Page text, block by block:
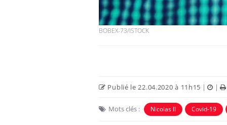
BOBEX-73/ISTOCK
Publié le 22.04.2020 à 11h15 | |
Mots clés : Nicolas II Covid-19
Youtube